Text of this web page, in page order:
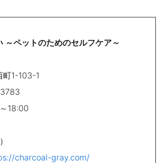
～ペットのためのセルフケア～
町1-103-1
18:00
charcoal-gray.com/